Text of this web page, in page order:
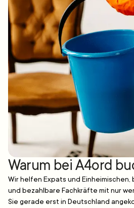
Warum bei A4ord
Wir helfen Expats und
und bezahlbare Fachkräfte mit nur
Sie gerade erst in Deutschland